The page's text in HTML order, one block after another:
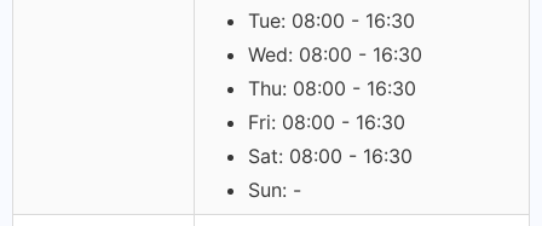
Tue: 08:00 - 16:30
Wed: 08:00 - 16:30
Thu: 08:00 - 16:30
Fri: 08:00 - 16:30
Sat: 08:00 - 16:30
Sun: -